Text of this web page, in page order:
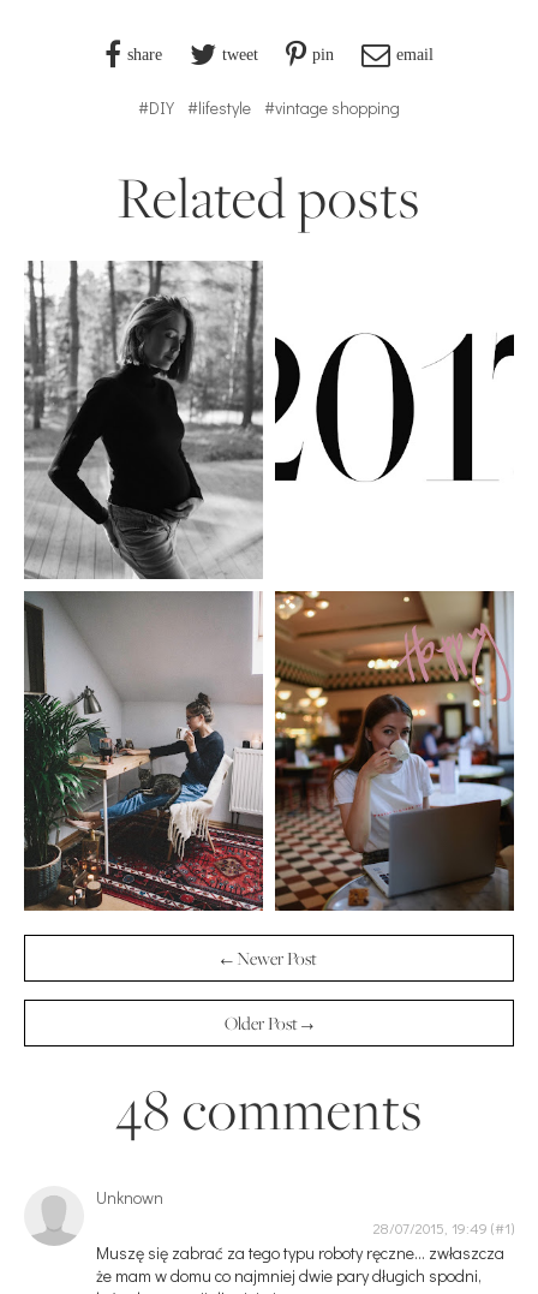
share tweet pin email
#DIY #lifestyle #vintage shopping
Related posts
← Newer Post
Older Post →
48 comments
Unknown
28/07/2015, 19:49
Muszę się zabrać za tego typu roboty ręczne... zwłaszcza
że mam w domu co najmniej dwie pary długich spodni,